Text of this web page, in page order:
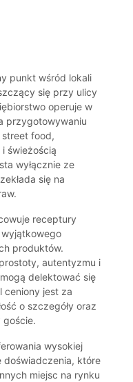
punkt wśród lokali
się przy ulicy
operuje w
przygotowywaniu
food,
świeżością
wyłącznie ze
się na
receptury
wyjątkowego
produktów.
autentyzmu i
delektować się
ceniony jest za
o szczegóły oraz
goście.
wysokiej
doświadczenia, które
miejsc na rynku